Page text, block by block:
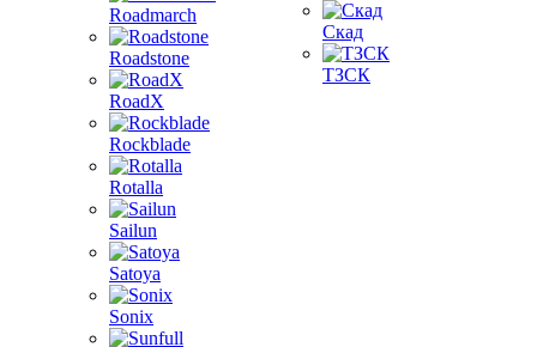
Roadmarch
Roadstone
RoadX
Rockblade
Rotalla
Sailun
Satoya
Sonix
Скад
ТЗСК